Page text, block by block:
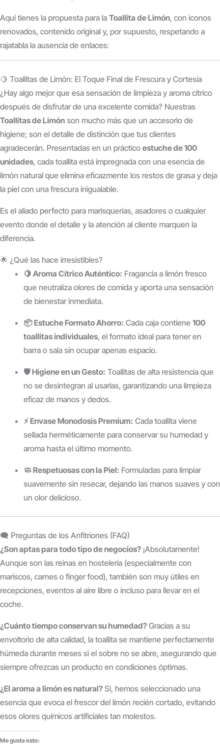
Aquí tienes la propuesta para la Toallita de Limón, con iconos
renovados, contenido original y, por supuesto, respetando a
rajatabla la ausencia de enlaces:
🍋 Toallitas de Limón: El Toque Final de Frescura y Cortesía
¿Hay algo mejor que esa sensación de limpieza y aroma cítrico
después de disfrutar de una excelente comida? Nuestras
Toallitas de Limón son mucho más que un accesorio de
higiene; son el detalle de distinción que tus clientes
agradecerán. Presentadas en un práctico estuche de 100
unidades, cada toallita está impregnada con una esencia de
limón natural que elimina eficazmente los restos de grasa y deja
la piel con una frescura inigualable.
Es el aliado perfecto para marisquerías, asadores o cualquier
evento donde el detalle y la atención al cliente marquen la
diferencia.
🌟 ¿Qué las hace irresistibles?
🍋 Aroma Cítrico Auténtico: Fragancia a limón fresco
que neutraliza olores de comida y aporta una sensación
de bienestar inmediata.
📦 Estuche Formato Ahorro: Cada caja contiene 100
toallitas individuales, el formato ideal para tener en
barra o sala sin ocupar apenas espacio.
🛡️ Higiene en un Gesto: Toallitas de alta resistencia que
no se desintegran al usarlas, garantizando una limpieza
eficaz de manos y dedos.
⚡ Envase Monodosis Premium: Cada toallita viene
sellada herméticamente para conservar su humedad y
aroma hasta el último momento.
🧼 Respetuosas con la Piel: Formuladas para limpiar
suavemente sin resecar, dejando las manos suaves y con
un olor delicioso.
🗨️ Preguntas de los Anfitriones (FAQ)
¿Son aptas para todo tipo de negocios? ¡Absolutamente!
Aunque son las reinas en hostelería (especialmente con
mariscos, carnes o finger food), también son muy útiles en
recepciones, eventos al aire libre o incluso para llevar en el
coche.
¿Cuánto tiempo conservan su humedad? Gracias a su
envoltorio de alta calidad, la toallita se mantiene perfectamente
húmeda durante meses si el sobre no se abre, asegurando que
siempre ofrezcas un producto en condiciones óptimas.
¿El aroma a limón es natural? Sí, hemos seleccionado una
esencia que evoca el frescor del limón recién cortado, evitando
esos olores químicos artificiales tan molestos.
Me gusta esto: